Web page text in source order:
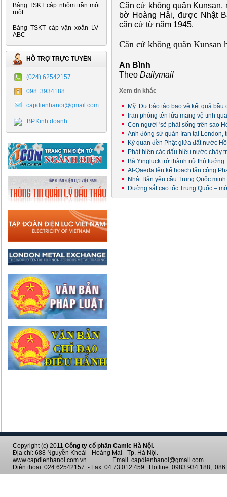
Bảng TSKT cáp nhôm trần một
ruột
Bảng TSKT cáp vặn xoắn LV-
ABC
HỖ TRỢ TRỰC TUYẾN
(024) 62542157
098. 3934188
capdienhanoi@gmail.com
BP.Kinh doanh
Căn cứ không quân
bờ Hoàng Hải, được Nhật
căn cứ từ năm 1945.
Căn cứ không quân
An Bình
Theo Dailymail
Xem tin khác
Mỹ: Dự báo táo bạo về kết quả bầu
Iran phóng tên lửa mang vệ tinh
Con người 'sẽ phải sống trên sao
Anh đóng sứ quán Iran tại London,
Kỳ quan đền Phật giữa đất nước
Phát hiện các dấu hiệu nước chảy
Bà Yingluck trở thành nữ thủ
Al-Qaeda lên kế hoạch tấn công
Nhật Bản yêu cầu Trung Quốc
Đường sắt cao tốc Trung Quốc –
Copyright (c) 2011 Công ty cổ phần Camic Hà Nội.
Địa chỉ: 688 Nguyễn Khoái - Hoàng Mai - Tp. Hà Nội.
www.capdienhanoi.com.vn Email. capdienhanoi@gmail.com
Điện thoại: 024.62542157 - Fax: 04.73.012.459 Hotline: 0983.934.188, 086